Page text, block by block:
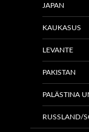
JAPAN
KAUKASUS
LEVANTE
PAKISTAN
PALÄSTINA
RUSSLAND/